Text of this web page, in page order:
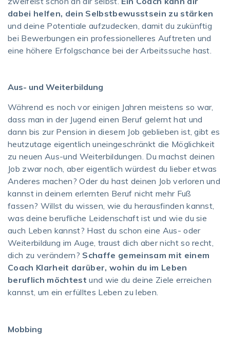
dabei helfen, dein Selbstbewusstsein zu stärken
und deine Potentiale aufzudecken, damit du zukünftig
bei Bewerbungen ein professionelleres Auftreten und
eine höhere Erfolgschance bei der Arbeitssuche hast.
Aus- und Weiterbildung
Während es noch vor einigen Jahren meistens so war,
dass man in der Jugend einen Beruf gelernt hat und
dann bis zur Pension in diesem Job geblieben ist, gibt es
heutzutage eigentlich uneingeschränkt die Möglichkeit
zu neuen Aus-und Weiterbildungen. Du machst deinen
Job zwar noch, aber eigentlich würdest du lieber etwas
Anderes machen? Oder du hast deinen Job verloren und
kannst in deinem erlernten Beruf nicht mehr Fuß
fassen? Willst du wissen, wie du herausfinden kannst,
was deine berufliche Leidenschaft ist und wie du sie
auch Leben kannst? Hast du schon eine Aus- oder
Weiterbildung im Auge, traust dich aber nicht so recht,
dich zu verändern? Schaffe gemeinsam mit einem
Coach Klarheit darüber, wohin du im Leben
beruflich möchtest und wie du deine Ziele erreichen
kannst, um ein erfülltes Leben zu leben.
Mobbing